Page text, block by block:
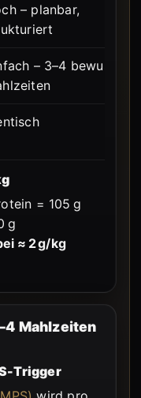
– planbar,
– 3–4 bewusste
= 105 g
g
≈ 2 g/kg
Mahlzeiten
Trigger